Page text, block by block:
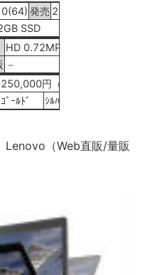
発売 2015年12月4日
SSD
HD 0.72MP
－
250,000円（i7/512GB）
ｺﾞｰﾙﾄﾞ ｼﾙﾊﾞｰ
Lenovo（Web直販/量販